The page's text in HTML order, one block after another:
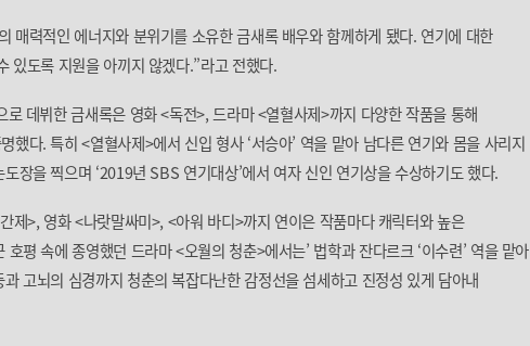
매력적인 에너지와 분위기를 소유한 금새록 배우와 함께하게 됐다. 연기에 대한
있도록 지원을 아끼지 않겠다.”라고 전했다.
데뷔한 금새록은 영화 <독전>, 드라마 <열혈사제>까지 다양한 작품을 통해
했다. 특히 <열혈사제>에서 신입 형사 ‘서승아’ 역을 맡아 남다른 연기와 몸을 사리지
장을 찍으며 ‘2019년 SBS 연기대상’에서 여자 신인 연기상을 수상하기도 했다.
제>, 영화 <나랏말싸미>, <아워 바디>까지 연이은 작품마다 캐릭터와 높은
평 속에 종영했던 드라마 <오월의 청춘>에서는’ 법학과 잔다르크 ‘이수련’ 역을 맡아
고뇌의 심경까지 청춘의 복잡다난한 감정선을 섬세하고 진정성 있게 담아내